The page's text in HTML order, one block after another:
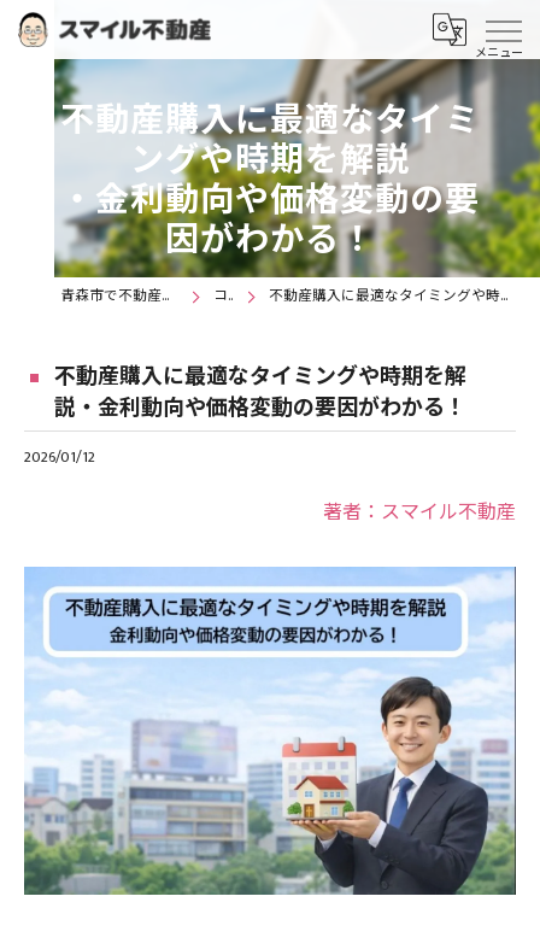
不動産購入に最適なタイミ
ングや時期を解説
・金利動向や価格変動の要
因がわかる！
青森市で不動産購入ならスマイル不動産 コラム 不動産購入に最適なタイミングや時期を解説・金利動向や価格変動の要因がわかる！
不動産購入に最適なタイミングや時期を解
説・金利動向や価格変動の要因がわかる！
2026/01/12
著者：スマイル不動産